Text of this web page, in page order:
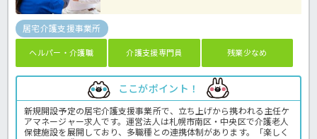
居宅介護支援事業所
ヘルパー・介護職 介護支援専門員 残業少なめ
ここがポイント！
新規開設予定の居宅介護支援事業所で、立ち上げから携われる主任ケ
アマネージャー求人です。運営法人は札幌市南区・中央区で介護老人
保健施設を展開しており、多職種との連携体制があります。「楽しく